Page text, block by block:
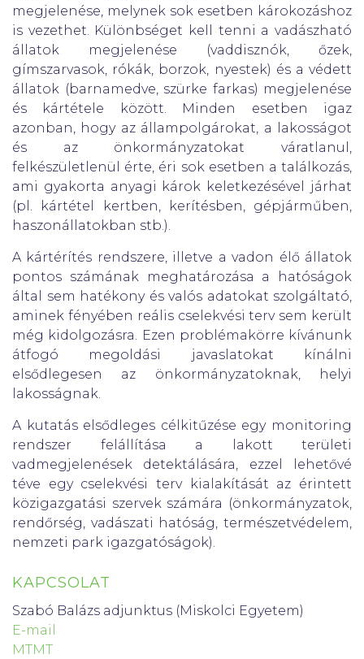
megjelenése, melynek sok esetben károkozáshoz
is vezethet. Különbséget kell tenni a vadászható
állatok megjelenése (vaddisznók, őzek,
gímszarvasok, rókák, borzok, nyestek) és a védett
állatok (barnamedve, szürke farkas) megjelenése
és kártétele között. Minden esetben igaz
azonban, hogy az állampolgárokat, a lakosságot
és az önkormányzatokat váratlanul,
felkészületlenül érte, éri sok esetben a találkozás,
ami gyakorta anyagi károk keletkezésével járhat
(pl. kártétel kertben, kerítésben, gépjárműben,
haszonállatokban stb.).
A kártérítés rendszere, illetve a vadon élő állatok
pontos számának meghatározása a hatóságok
által sem hatékony és valós adatokat szolgáltató,
aminek fényében reális cselekvési terv sem került
még kidolgozásra. Ezen problémakörre kívánunk
átfogó megoldási javaslatokat kínálni
elsődlegesen az önkormányzatoknak, helyi
lakosságnak.
A kutatás elsődleges célkitűzése egy monitoring
rendszer felállítása a lakott területi
vadmegjelenések detektálására, ezzel lehetővé
téve egy cselekvési terv kialakítását az érintett
közigazgatási szervek számára (önkormányzatok,
rendőrség, vadászati hatóság, természetvédelem,
nemzeti park igazgatóságok).
KAPCSOLAT
Szabó Balázs adjunktus (Miskolci Egyetem)
E-mail
MTMT